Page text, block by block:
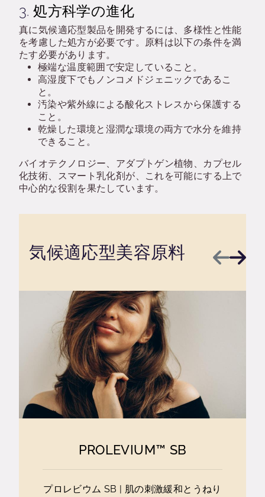
3.処方科学の進化
真に気候適応型製品を開発するには、多様性と性能
を考慮した処方が必要です。原料は以下の条件を満
たす必要があります。
極端な温度範囲で安定していること。
高湿度下でもノンコメドジェニックであるこ
と。
汚染や紫外線による酸化ストレスから保護する
こと。
乾燥した環境と湿潤な環境の両方で水分を維持
できること。
バイオテクノロジー、アダプトゲン植物、カプセル
化技術、スマート乳化剤が、これを可能にする上で
中心的な役割を果たしています。
気候適応型美容原料
前へ次へ
PROLEVIUM™ SB
プロレビウム SB | 肌の刺激緩和とうねり